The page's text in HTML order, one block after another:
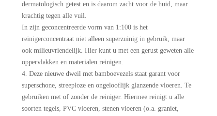
dermatologisch getest en is daarom zacht voor de huid, maar
krachtig tegen alle vuil.
In zijn geconcentreerde vorm van 1:100 is het
reinigerconcentraat niet alleen superzuinig in gebruik, maar
ook milieuvriendelijk. Hier kunt u met een gerust geweten alle
oppervlakken en materialen reinigen.
Deze nieuwe dweil met bamboevezels staat garant voor
superschone, streeploze en ongelooflijk glanzende vloeren. Te
gebruiken met of zonder de reiniger. Hiermee reinigt u alle
soorten tegels, PVC vloeren, stenen vloeren (o.a. graniet,